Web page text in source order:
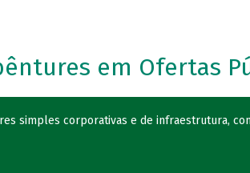
em Ofertas
simples corporativas e de infraestrutura,